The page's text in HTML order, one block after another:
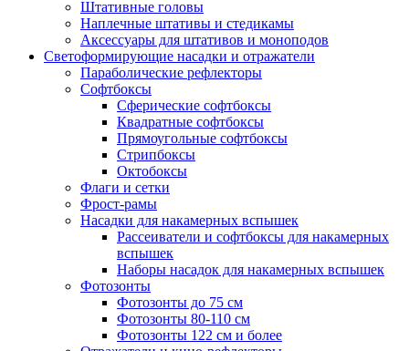
Штативные головы
Наплечные штативы и стедикамы
Аксессуары для штативов и моноподов
Светоформирующие насадки и отражатели
Параболические рефлекторы
Софтбоксы
Сферические софтбоксы
Квадратные софтбоксы
Прямоугольные софтбоксы
Стрипбоксы
Октобоксы
Флаги и сетки
Фрост-рамы
Насадки для накамерных вспышек
Рассеиватели и софтбоксы для накамерных
вспышек
Наборы насадок для накамерных вспышек
Фотозонты
Фотозонты до 75 см
Фотозонты 80-110 см
Фотозонты 122 см и более